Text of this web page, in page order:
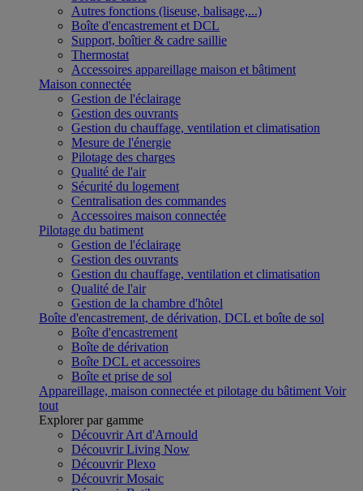
Autres fonctions (liseuse, balisage,...)
Boîte d'encastrement et DCL
Support, boîtier & cadre saillie
Thermostat
Accessoires appareillage maison et bâtiment
Maison connectée
Gestion de l'éclairage
Gestion des ouvrants
Gestion du chauffage, ventilation et climatisation
Mesure de l'énergie
Pilotage des charges
Qualité de l'air
Sécurité du logement
Centralisation des commandes
Accessoires maison connectée
Pilotage du batiment
Gestion de l'éclairage
Gestion des ouvrants
Gestion du chauffage, ventilation et climatisation
Qualité de l'air
Gestion de la chambre d'hôtel
Boîte d'encastrement, de dérivation, DCL et boîte de sol
Boîte d'encastrement
Boîte de dérivation
Boîte DCL et accessoires
Boîte et prise de sol
Appareillage, maison connectée et pilotage du bâtiment Voir
tout
Explorer par gamme
Découvrir Art d'Arnould
Découvrir Living Now
Découvrir Plexo
Découvrir Mosaic